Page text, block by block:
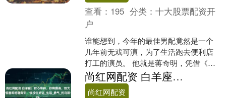
查看： 195 分类：十大股票配资开
户
谁能想到，今年的最佳男配竟然是一个
几年前无戏可演，为了生活跑去便利店
打工的演员。 他就是蒋奇明，凭借《边
水往事》中“条狗”王安全一角，他挤掉一
众老戏骨，真正靠硬....
尚红网配资 白羊座：耐心等待，你将翻身，巨大惊喜即将砸向你，快接住好运_生活_勇气_托马斯·
尚红网配资